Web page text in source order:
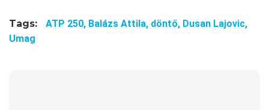
Tags: ATP 250, Balázs Attila, döntő, Dusan Lajovic,
Umag